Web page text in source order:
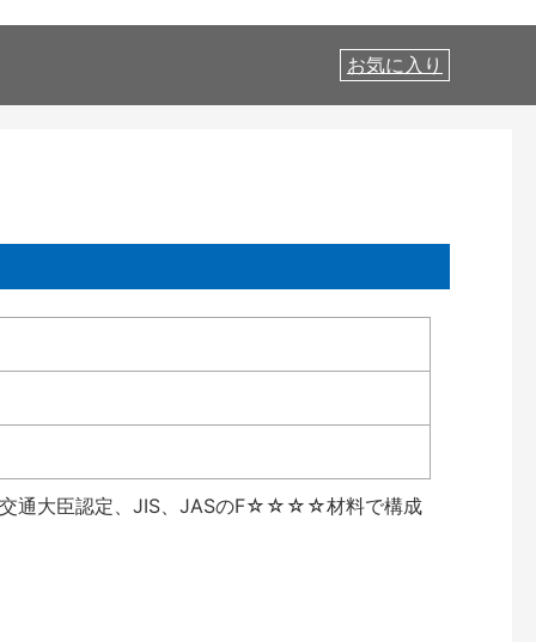
お気に入り
交通大臣認定、JIS、JASのF☆☆☆☆材料で構成